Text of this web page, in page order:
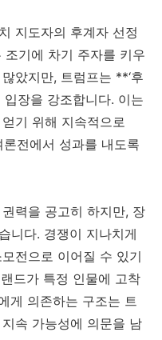
지도자의 후계자 선정
기에 차기 주자를 키우
았지만, 트럼프는 **‘후
장을 강조합니다. 이는
기 위해 지속적으로
전에서 성과를 내도록
력을 공고히 하지만, 장
니다. 경쟁이 지나치게
전으로 이어질 수 있기
드가 특정 인물에 고착
게 의존하는 구조는 트
속 가능성에 의문을 남